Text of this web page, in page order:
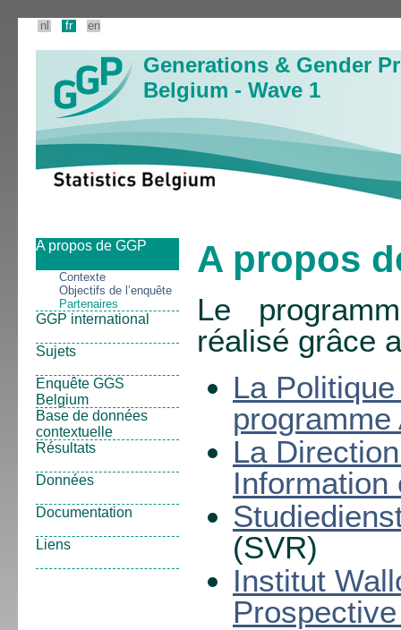
nl fr en
Generations & Gender
Belgium - Wave 1
A propos de GGP
Contexte
Objectifs de l’enquête
Partenaires
GGP international
Sujets
Enquête GGS
Belgium
Base de données
contextuelle
Résultats
Données
Documentation
Liens
A propos
Le
réalisé grâce
La
programme
La
Information
(SVR)
Institut